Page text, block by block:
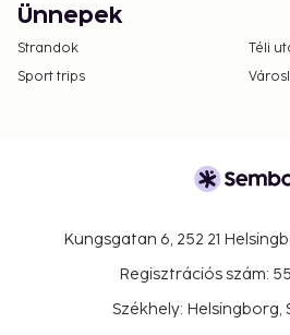
Ünnepek
Strandok
Téli
Sport trips
Kungsgatan 6, 252 21
Regisztrációs szám:
Székhely: Helsingborg,